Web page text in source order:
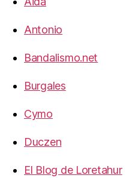
Antonio
Bandalismo.net
Burgales
Cymo
Duczen
El Blog de Loretahur